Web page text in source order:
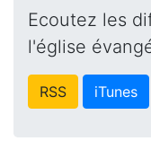
Ecoutez les
l'église
RSS iTunes